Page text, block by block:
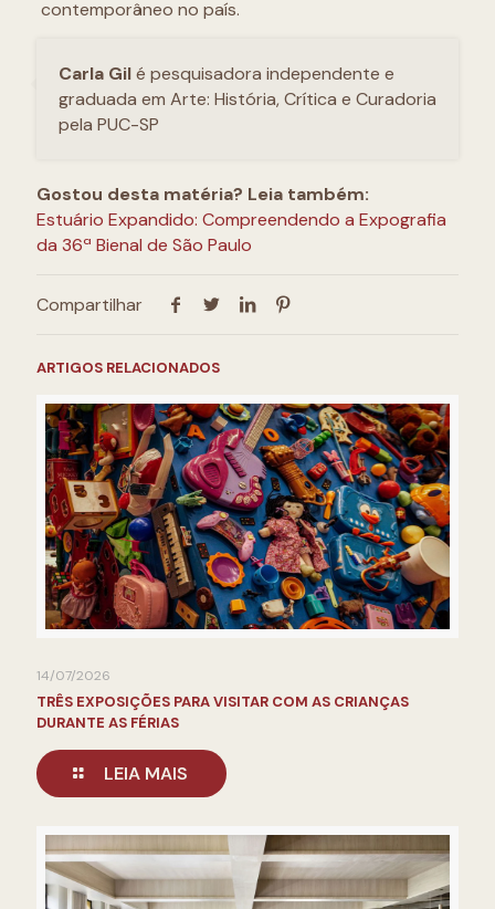
contemporâneo no país.
Carla Gilé pesquisadora independente e
graduada em Arte: História, Crítica e Curadoria
pela PUC-SP
Gostou desta matéria? Leia também:
Estuário Expandido: Compreendendo a Expografia
da 36ª Bienal de São Paulo
Compartilhar
ARTIGOS RELACIONADOS
14/07/2026
TRÊS EXPOSIÇÕES PARA VISITAR COM AS CRIANÇAS
DURANTE AS FÉRIAS
LEIA MAIS